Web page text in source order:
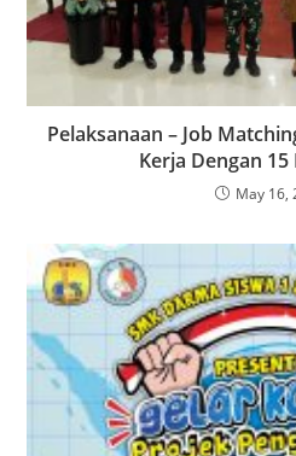
Pelaksanaan – Job
Kerja Dengan
May 16,